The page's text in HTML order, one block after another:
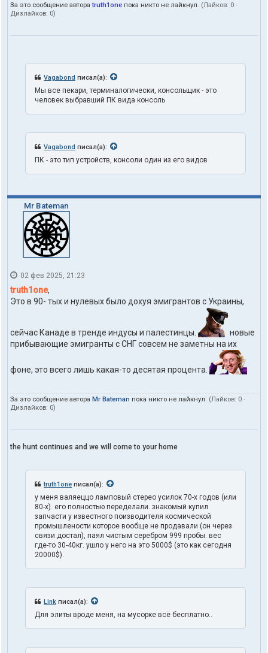
л
о
т
я
t
r
t
1
o
За это сообщение автораtruth1one пока никто не лайкнул. (Лайков: 0 ·
Дизлайков: 0)
Vagabond писал(а):
Мы все пекари, терминалогически, консольщик - это
человек выбравший ПК вида консоль
Vagabond писал(а):
ПК - это тип устройств, консоли один из его видов
Mr Bateman
02 фев 2025, 21:23
truth1one,
Это в 90- тых и нулевых было дохуя эмигрантов с Украины,
сейчас Канаде в тренде индусы и палестинцы.
новые
прибывающие эмигранты с СНГ совсем не заметны на их
фоне, это всего лишь какая-то десятая процента.
За это сообщение автора Mr Bateman пока никто не лайкнул. (Лайков: 0 ·
Дизлайков: 0)
the hunt continues and we will come to your home
truth1one писал(а):
у меня валяеццо ламповый стерео усилок 70-х годов (или
80-х). его полностью переделали. знакомый купил
запчасти у известного поизводителя космической
промышлености которое вообще не продавали (он через
связи достал), паял чистым серебром 999 пробы. вес
где-то 30-40кг. ушло у него на это 5000$ (это как сегодня
20000$).
Link писал(а):
Для элиты вроде меня, на мусорке всё бесплатно..